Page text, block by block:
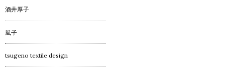
酒井厚子
風子
tsugeno textile design